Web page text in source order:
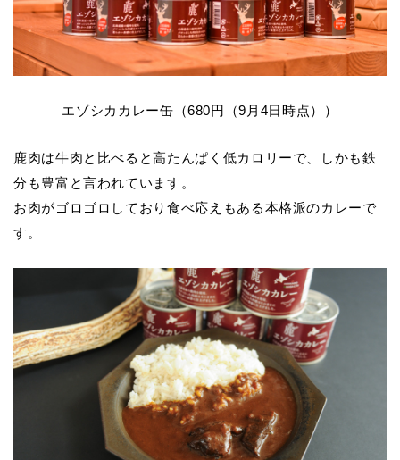
エゾシカカレー缶（680円（9月4日時点））
鹿肉は牛肉と比べると高たんぱく低カロリーで、しかも鉄
分も豊富と言われています。
お肉がゴロゴロしており食べ応えもある本格派のカレーで
す。